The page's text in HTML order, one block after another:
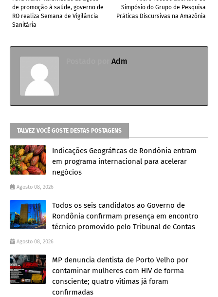
Simpósio do Grupo de Pesquisa
Práticas Discursivas na Amazônia
de promoção à saúde, governo de
RO realiza Semana de Vigilância
Sanitária
Adm
TALVEZ VOCÊ GOSTE DESTAS POSTAGENS
Indicações Geográficas de Rondônia entram
em programa internacional para acelerar
negócios
Agosto 08, 2026
Todos os seis candidatos ao Governo de
Rondônia confirmam presença em encontro
técnico promovido pelo Tribunal de Contas
Agosto 08, 2026
MP denuncia dentista de Porto Velho por
contaminar mulheres com HIV de forma
consciente; quatro vítimas já foram
confirmadas